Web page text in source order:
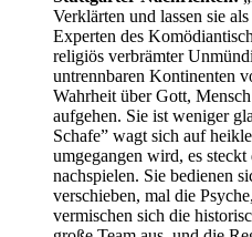
Verklärten und lassen sie
Experten des
religiös verbrämter
untrennbaren Kontinenten
Wahrheit über Gott,
aufgehen. Sie ist weniger
Schafe” wagt sich auf
umgegangen wird, es
nachspielen. Sie bedienen
verschieben, mal die
vermischen sich die